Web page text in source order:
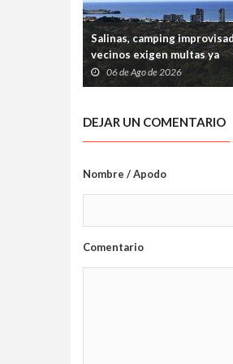
Salinas, camping
vecinos exigen multas ya
06 de Ago de 2026
DEJAR UN COMENTARIO
Nombre / Apodo
Comentario